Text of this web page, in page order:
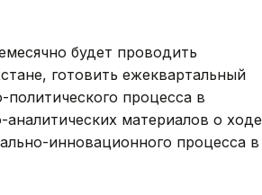
будет проводить
готовить ежеквартальный
процесса в
материалов о ходе
инновационного процесса в